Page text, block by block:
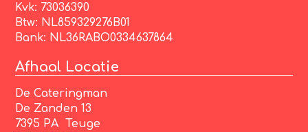
Kvk: 73036390
Btw: NL859329276B01
Bank: NL36RABO0334637864
Afhaal Locatie
De Cateringman
De Zanden 13
7395 PA Teuge